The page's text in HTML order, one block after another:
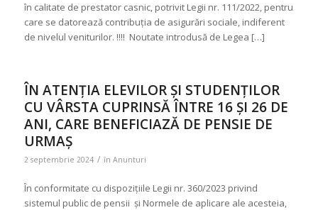
în calitate de prestator casnic, potrivit Legii nr. 111/2022, pentru
care se datorează contribuţia de asigurări sociale, indiferent
de nivelul veniturilor. !!!! Noutate introdusă de Legea […]
ÎN ATENȚIA ELEVILOR ȘI STUDENȚILOR
CU VÂRSTA CUPRINSĂ ÎNTRE 16 ȘI 26 DE
ANI, CARE BENEFICIAZĂ DE PENSIE DE
URMAȘ
2 septembrie 2024 / în Anunturi
În conformitate cu dispozițiile Legii nr. 360/2023 privind
sistemul public de pensii și Normele de aplicare ale acesteia,